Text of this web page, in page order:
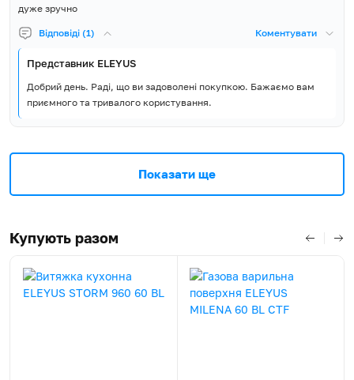
дуже зручно
Відповіді (1) Коментувати
Представник ELEYUS
Добрий день. Раді, що ви задоволені покупкою. Бажаємо вам
приємного та тривалого користування.
Показати ще
Купують разом